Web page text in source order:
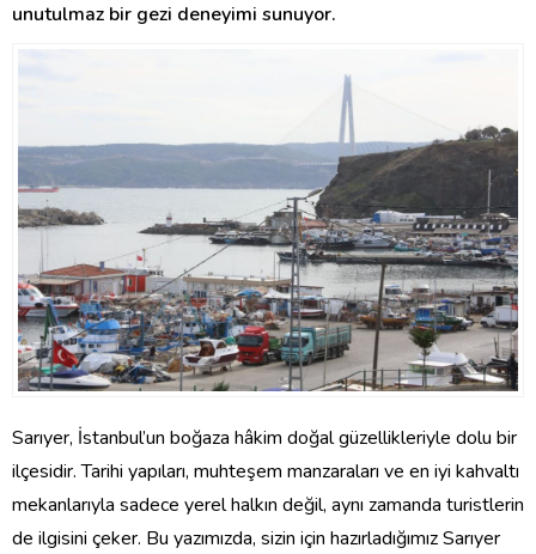
unutulmaz bir gezi deneyimi sunuyor.
Sarıyer, İstanbul’un boğaza hâkim doğal güzellikleriyle dolu bir
ilçesidir. Tarihi yapıları, muhteşem manzaraları ve en iyi kahvaltı
mekanlarıyla sadece yerel halkın değil, aynı zamanda turistlerin
de ilgisini çeker. Bu yazımızda, sizin için hazırladığımız Sarıyer